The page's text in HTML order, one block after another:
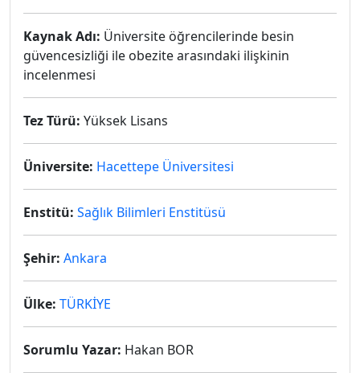
Kaynak Adı: Üniversite öğrencilerinde besin
güvencesizliği ile obezite arasındaki ilişkinin
incelenmesi
Tez Türü: Yüksek Lisans
Üniversite: Hacettepe Üniversitesi
Enstitü: Sağlık Bilimleri Enstitüsü
Şehir: Ankara
Ülke: TÜRKİYE
Sorumlu Yazar: Hakan BOR